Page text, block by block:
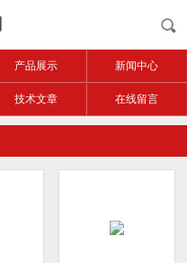
产品展示 新闻中心
技术文章 在线留言